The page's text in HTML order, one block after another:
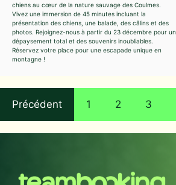
chiens au cœur de la nature sauvage des Coulmes.
Vivez une immersion de 45 minutes incluant la
présentation des chiens, une balade, des câlins et des
photos. Rejoignez-nous à partir du 23 décembre pour un
dépaysement total et des souvenirs inoubliables.
Réservez votre place pour une escapade unique en
montagne !
Précédent 1 2 3